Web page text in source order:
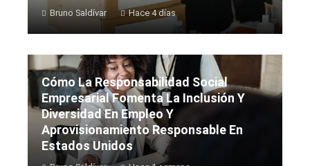
Bruno Saldívar Hace 4 días
Cómo La Responsabilidad Social
Empresarial Fomenta La Inclusión Y
Diversidad En Empleo Y
Aprovisionamiento Responsable En
Estados Unidos